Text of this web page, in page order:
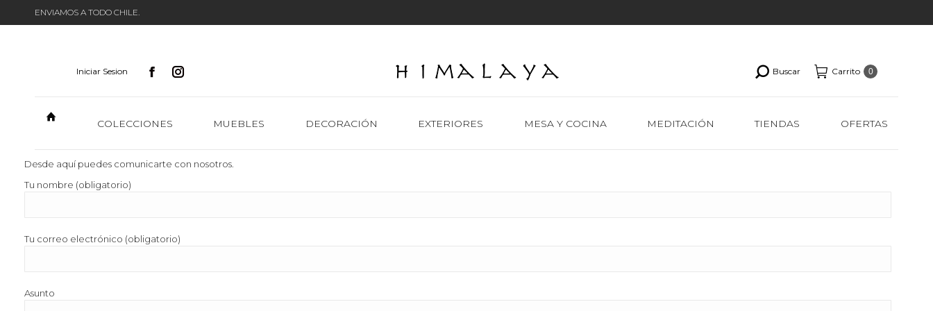
ENVIAMOS A TODO CHILE.
Iniciar Sesion Buscar Carrito 0
COLECCIONES MUEBLES DECORACIÓN EXTERIORES MESA Y COCINA MEDITACIÓN TIENDAS OFERTAS
Desde aquí puedes comunicarte con nosotros.
Tu nombre (obligatorio)
Tu correo electrónico (obligatorio)
Asunto